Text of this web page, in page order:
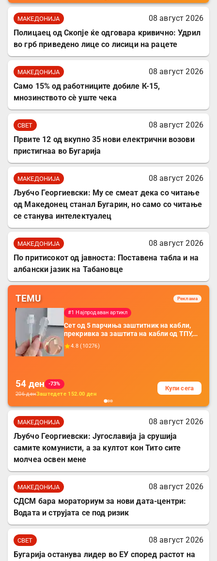
МАКЕДОНИЈА
08 август 2026
Полицаец од Скопје ќе одговара кривично: Удрил
во грб приведено лице со лисици на рацете
МАКЕДОНИЈА
08 август 2026
Само 15% од работниците добиле К-15,
мнозинството сè уште чека
СВЕТ
08 август 2026
Првите 12 од вкупно 35 нови електрични возови
пристигнаа во Бугарија
МАКЕДОНИЈА
08 август 2026
Љубчо Георгиевски: Му се смеат дека со читање
од Македонец станал Бугарин, но само со читање
се станува интелектуалец
МАКЕДОНИЈА
08 август 2026
По притисокот од јавноста: Поставена табла и на
албански јазик на Табановце
TEMU Реклама
#1 Најпродаван артикл
Сет од 5 парчиња заштитник на кабли,
прекривка за заштита на кабли од ТПУ,
додатоци за заштита на кабли, без
батерија, за мобилни телефони, комплет
4.8 ( 10276)
54 ден
-73%
206денЗаштедете 152.00 ден
Купи сега
МАКЕДОНИЈА
08 август 2026
Љубчо Георгиевски: Југославија ја срушија
самите комунисти, а за култот кон Тито сите
молчеа освен мене
МАКЕДОНИЈА
08 август 2026
СДСМ бара мораториум за нови дата-центри:
Водата и струјата се под ризик
СВЕТ
08 август 2026
Бугарија останува лидер во ЕУ според растот на